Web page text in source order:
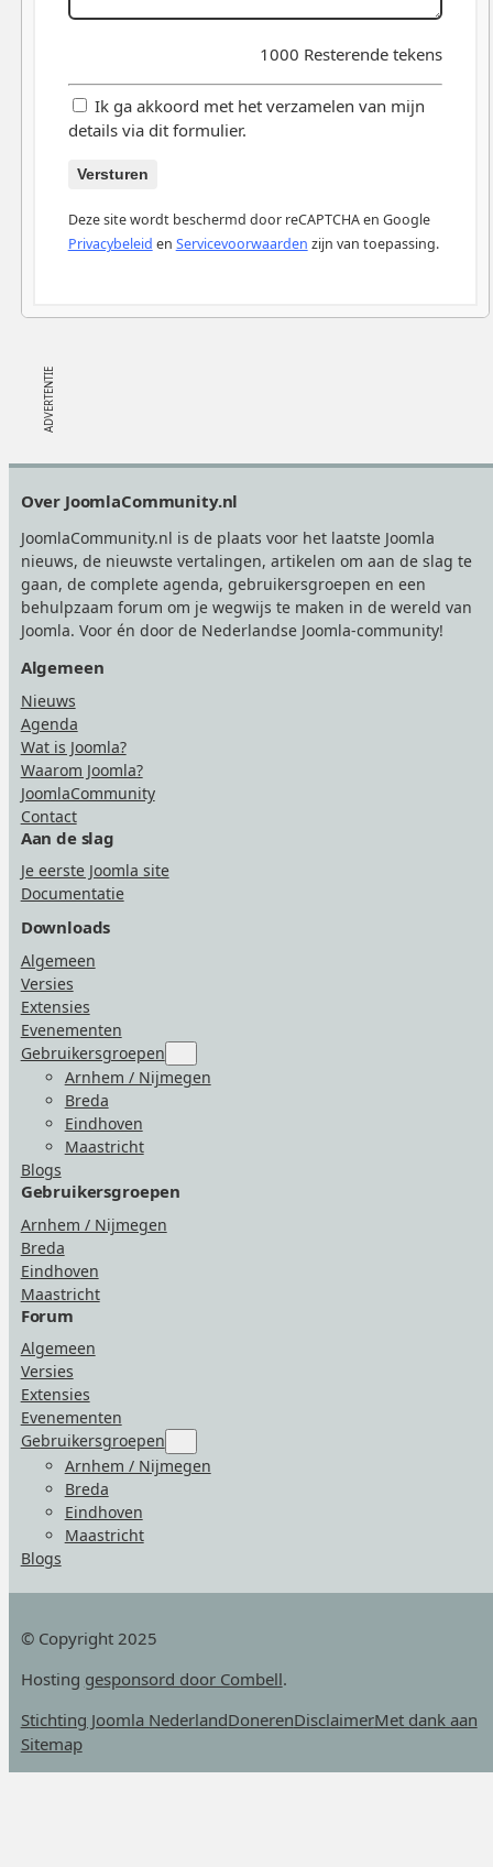
1000 Resterende tekens
Ik ga akkoord met het verzamelen van mijn
details via dit formulier.
Versturen
Deze site wordt beschermd door reCAPTCHA en Google
Privacybeleid en Servicevoorwaarden zijn van toepassing.
Over JoomlaCommunity.nl
JoomlaCommunity.nl is de plaats voor het laatste Joomla
nieuws, de nieuwste vertalingen, artikelen om aan de slag te
gaan, de complete agenda, gebruikersgroepen en een
behulpzaam forum om je wegwijs te maken in de wereld van
Joomla. Voor én door de Nederlandse Joomla-community!
Algemeen
Nieuws
Agenda
Wat is Joomla?
Waarom Joomla?
JoomlaCommunity
Contact
Aan de slag
Je eerste Joomla site
Documentatie
Downloads
Algemeen
Versies
Extensies
Evenementen
Gebruikersgroepen
for
“Gebruikersgroepen”
Arnhem / Nijmegen
Breda
Eindhoven
Maastricht
Blogs
Gebruikersgroepen
Arnhem / Nijmegen
Breda
Eindhoven
Maastricht
Forum
Algemeen
Versies
Extensies
Evenementen
Gebruikersgroepen
for
“Gebruikersgroepen”
Arnhem / Nijmegen
Breda
Eindhoven
Maastricht
Blogs
© Copyright 2025
Hosting gesponsord door Combell.
Stichting Joomla NederlandDonerenDisclaimerMet dank aan
Sitemap